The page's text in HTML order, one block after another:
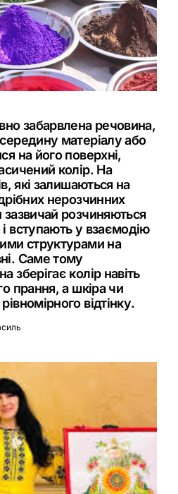
забарвлена речовина,
матеріалу або
на його поверхні,
колір. На
які залишаються на
нерозчинних
розчиняються
вступають у взаємодію
структурами на
Саме тому
зберігає колір навіть
прання, а шкіра чи
відтінку.